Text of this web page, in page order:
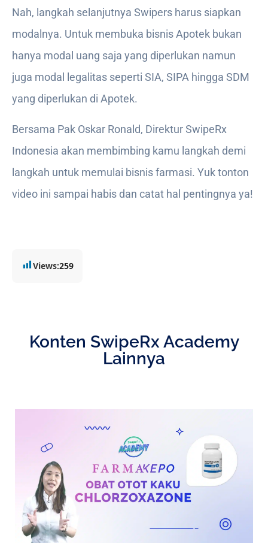
Nah, langkah selanjutnya Swipers harus siapkan
modalnya. Untuk membuka bisnis Apotek bukan
hanya modal uang saja yang diperlukan namun
juga modal legalitas seperti SIA, SIPA hingga SDM
yang diperlukan di Apotek.
Bersama Pak Oskar Ronald, Direktur SwipeRx
Indonesia akan membimbing kamu langkah demi
langkah untuk memulai bisnis farmasi. Yuk tonton
video ini sampai habis dan catat hal pentingnya ya!
Views:259
Konten SwipeRx Academy
Lainnya